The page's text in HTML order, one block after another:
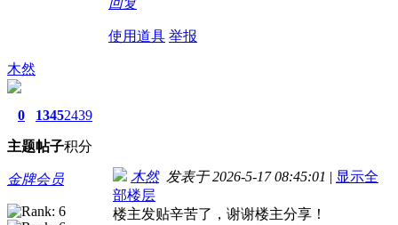
回复
使用道具 举报
木然
0
主题
1345
帖子
2439
积分
金牌会员 木然发表于 2026-5-17 08:45:01 | 显示全
部楼层
楼主发贴辛苦了，谢谢楼主分享！